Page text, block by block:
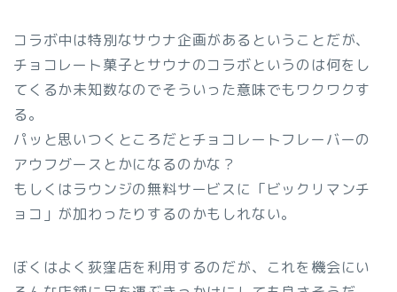
コラボ中は特別なサウナ企画があるということだが、
チョコレート菓子とサウナのコラボというのは何をし
てくるか未知数なのでそういった意味でもワクワクす
る。
パッと思いつくところだとチョコレートフレーバーの
アウフグースとかになるのかな？
もしくはラウンジの無料サービスに「ビックリマンチ
ョコ」が加わったりするのかもしれない。
ぼくはよく荻窪店を利用するのだが、これを機会にい